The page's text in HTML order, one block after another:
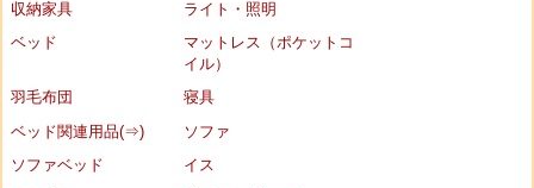
収納家具
ライト・照明
ベッド
マットレス（ポケットコ
イル）
羽毛布団
寝具
ベッド関連用品(⇒)
ソファ
ソファベッド
イス